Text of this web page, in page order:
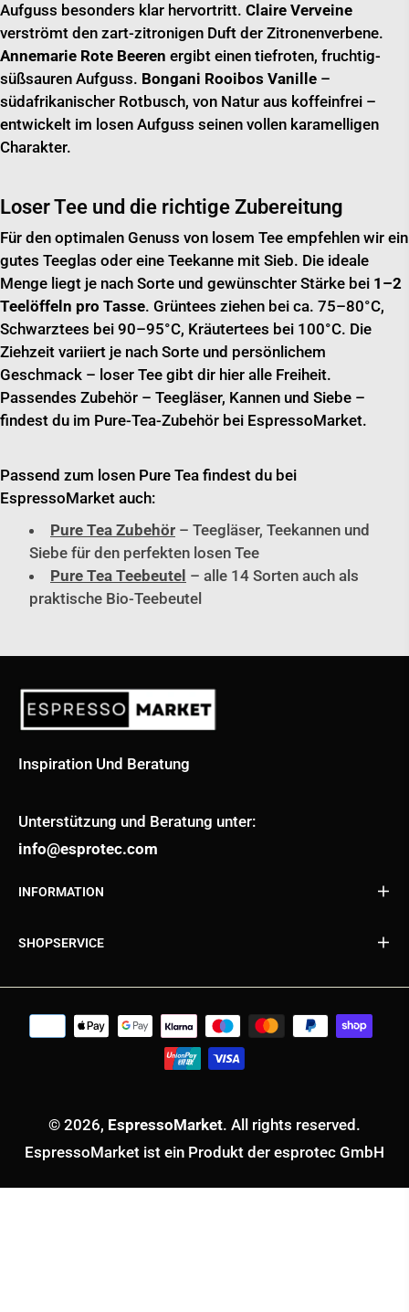
Aufguss besonders klar hervortritt. Claire Verveine
verströmt den zart-zitronigen Duft der Zitronenverbene.
Annemarie Rote Beeren ergibt einen tiefroten, fruchtig-
süßsauren Aufguss. Bongani Rooibos Vanille –
südafrikanischer Rotbusch, von Natur aus koffeinfrei –
entwickelt im losen Aufguss seinen vollen karamelligen
Charakter.
Loser Tee und die richtige Zubereitung
Für den optimalen Genuss von losem Tee empfehlen wir ein
gutes Teeglas oder eine Teekanne mit Sieb. Die ideale
Menge liegt je nach Sorte und gewünschter Stärke bei 1–2
Teelöffeln pro Tasse. Grüntees ziehen bei ca. 75–80°C,
Schwarztees bei 90–95°C, Kräutertees bei 100°C. Die
Ziehzeit variiert je nach Sorte und persönlichem
Geschmack – loser Tee gibt dir hier alle Freiheit.
Passendes Zubehör – Teegläser, Kannen und Siebe –
findest du im Pure-Tea-Zubehör bei EspressoMarket.
Passend zum losen Pure Tea findest du bei
EspressoMarket auch:
Pure Tea Zubehör – Teegläser, Teekannen und
Siebe für den perfekten losen Tee
Pure Tea Teebeutel – alle 14 Sorten auch als
praktische Bio-Teebeutel
Inspiration Und Beratung
Unterstützung und Beratung unter:
info@esprotec.com
INFORMATION
SHOPSERVICE
© 2026, EspressoMarket. All rights reserved.
EspressoMarket ist ein Produkt der esprotec GmbH